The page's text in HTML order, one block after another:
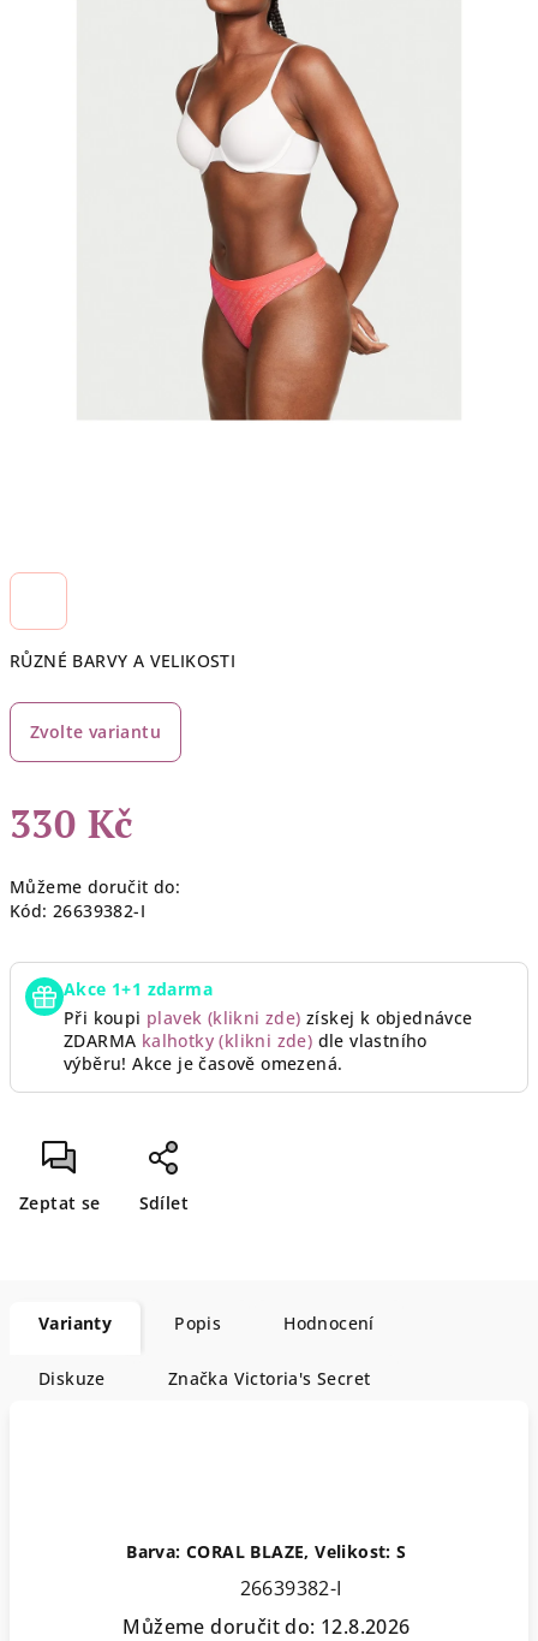
RŮZNÉ BARVY A VELIKOSTI
Zvolte variantu
330 Kč
cena:
Můžeme doručit do:
Kód: 26639382-I
Akce 1+1 zdarma
Při koupi plavek (klikni zde) získej k objednávce
ZDARMA kalhotky (klikni zde) dle vlastního
výběru! Akce je časově omezená.
Zeptat se Sdílet
Varianty Popis Hodnocení
Diskuze Značka Victoria's Secret
Barva: CORAL BLAZE, Velikost: S
26639382-I
Můžeme doručit do: 12.8.2026